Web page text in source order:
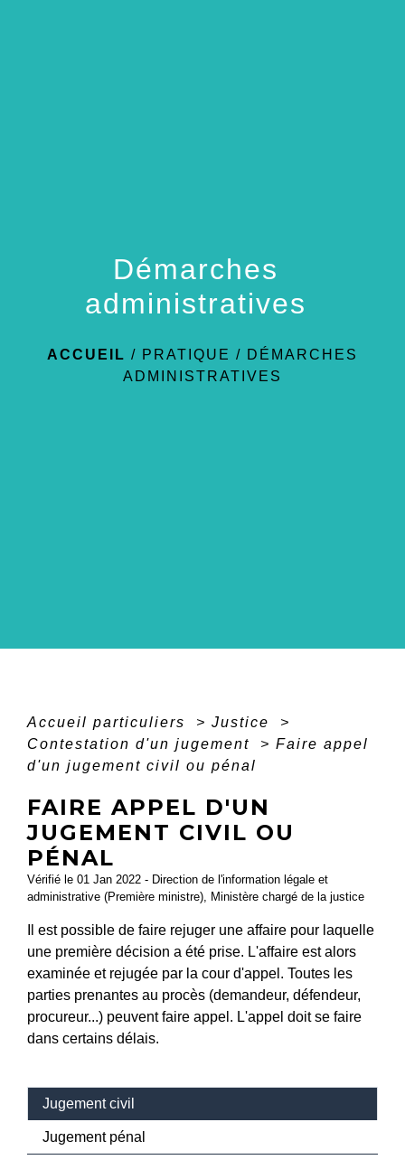
Démarches
administratives
ACCUEIL / PRATIQUE / DÉMARCHES
ADMINISTRATIVES
Accueil particuliers > Justice
>
Contestation d'un jugement
> Faire appel
d'un jugement civil ou pénal
FAIRE APPEL D'UN
JUGEMENT CIVIL OU
PÉNAL
Vérifié le 01 Jan 2022 - Direction de l'information légale et
administrative (Première ministre), Ministère chargé de la justice
Il est possible de faire rejuger une affaire pour laquelle
une première décision a été prise. L'affaire est alors
examinée et rejugée par la cour d'appel. Toutes les
parties prenantes au procès (demandeur, défendeur,
procureur...) peuvent faire appel. L'appel doit se faire
dans certains délais.
Jugement civil
Jugement pénal